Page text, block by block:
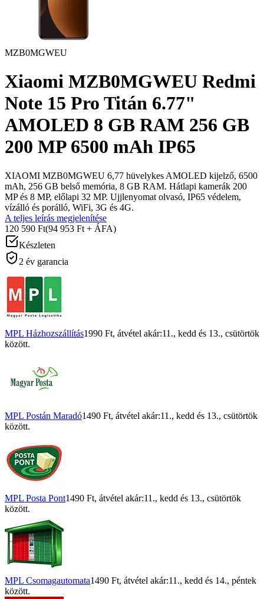
MZB0MGWEU
Xiaomi MZB0MGWEU Redmi
Note 15 Pro Titán 6.77"
AMOLED 8 GB RAM 256 GB
200 MP 6500 mAh IP65
XIAOMI MZB0MGWEU 6,77 hüvelykes AMOLED kijelző, 6500
mAh, 256 GB belső memória, 8 GB RAM. Hátlapi kamerák 200
MP és 8 MP, előlapi 32 MP. Ujjlenyomat olvasó, IP65 védelem,
vízálló és porálló, WiFi, 3G és 4G.
A teljes leírás megjelenítése
120 590 Ft(94 953 Ft + ÁFA)
Készleten
2 év garancia
MPL Házhozszállítás1990 Ft, átvétel akár:11., kedd és 13., csütörtök
között.
MPL Postán Maradó1490 Ft, átvétel akár:11., kedd és 13., csütörtök
között.
MPL Posta Pont1490 Ft, átvétel akár:11., kedd és 13., csütörtök
között.
MPL Csomagautomata1490 Ft, átvétel akár:11., kedd és 14., péntek
között.